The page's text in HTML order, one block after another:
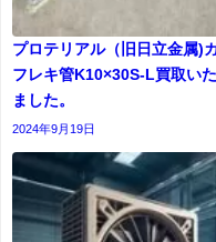
プロテリアル（旧日立金属)
フレキ管K10×30S-L買取い
ました。
2024年9月19日